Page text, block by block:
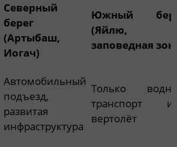
Северный
берег
(Артыбаш,
Иогач)
Южный
(Яйлю,
заповедная
Автомобильный
подъезд,
развитая
инфраструктура
Только
транспорт
вертолёт